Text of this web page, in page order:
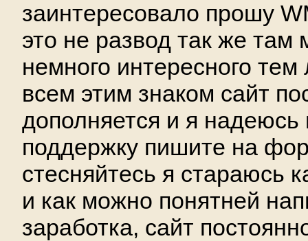
заинтересовало прошу
это не развод так же там
немного интересного
всем этим знаком сайт
дополняется и я
поддержку пишите на
стесняйтесь я стараюсь
и как можно понятней
заработка, сайт